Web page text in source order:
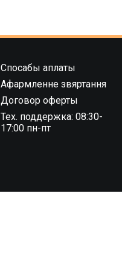
Спосабы аплаты
Афармленне звяртання
Договор оферты
Тех. поддержка: 08:30-
17:00 пн-пт